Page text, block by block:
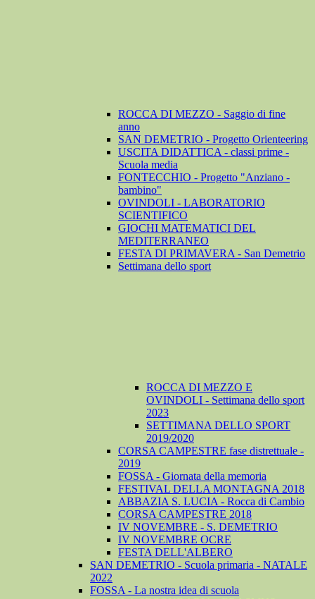
ROCCA DI MEZZO - Saggio di fine
anno
SAN DEMETRIO - Progetto Orienteering
USCITA DIDATTICA - classi prime -
Scuola media
FONTECCHIO - Progetto "Anziano -
bambino"
OVINDOLI - LABORATORIO
SCIENTIFICO
GIOCHI MATEMATICI DEL
MEDITERRANEO
FESTA DI PRIMAVERA - San Demetrio
Settimana dello sport
ROCCA DI MEZZO E
OVINDOLI - Settimana dello sport
2023
SETTIMANA DELLO SPORT
2019/2020
CORSA CAMPESTRE fase distrettuale -
2019
FOSSA - Giornata della memoria
FESTIVAL DELLA MONTAGNA 2018
ABBAZIA S. LUCIA - Rocca di Cambio
CORSA CAMPESTRE 2018
IV NOVEMBRE - S. DEMETRIO
IV NOVEMBRE OCRE
FESTA DELL'ALBERO
SAN DEMETRIO - Scuola primaria - NATALE
2022
FOSSA - La nostra idea di scuola